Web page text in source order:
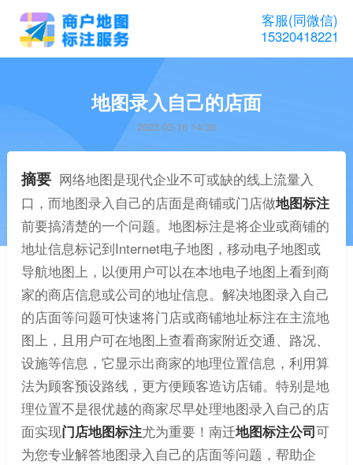
客服(同微信)
15320418221
地图录入自己的店面
2023-03-16 14:39
摘要 网络地图是现代企业不可或缺的线上流量入
口，而地图录入自己的店面是商铺或门店做地图标注
前要搞清楚的一个问题。地图标注是将企业或商铺的
地址信息标记到Internet电子地图，移动电子地图或
导航地图上，以便用户可以在本地电子地图上看到商
家的商店信息或公司的地址信息。解决地图录入自己
的店面等问题可快速将门店或商铺地址标注在主流地
图上，且用户可在地图上查看商家附近交通、路况、
设施等信息，它显示出商家的地理位置信息，利用算
法为顾客预设路线，更方便顾客造访店铺。特别是地
理位置不是很优越的商家尽早处理地图录入自己的店
面实现门店地图标注尤为重要！南迁地图标注公司可
为您专业解答地图录入自己的店面等问题，帮助企